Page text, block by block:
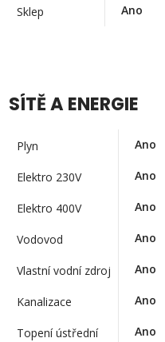
Sklep Ano
SÍTĚ A ENERGIE
Plyn Ano
Elektro 230V Ano
Elektro 400V Ano
Vodovod Ano
Vlastní vodní zdroj Ano
Kanalizace Ano
Topení ústřední Ano